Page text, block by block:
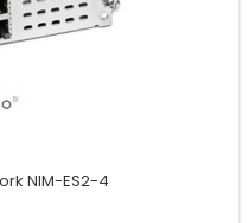
NIM-ES2-4